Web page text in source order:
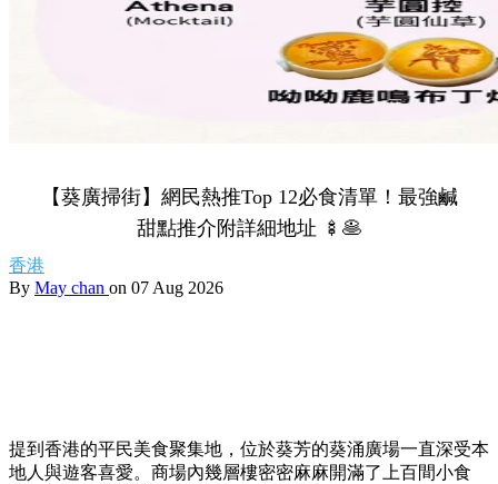
【葵廣掃街】網民熱推Top 12必食清單！最強鹹
甜點推介附詳細地址 🍢🥞
香港
By May chan on 07 Aug 2026
提到香港的平民美食聚集地，位於葵芳的葵涌廣場一直深受本
地人與遊客喜愛。商場內幾層樓密密麻麻開滿了上百間小食